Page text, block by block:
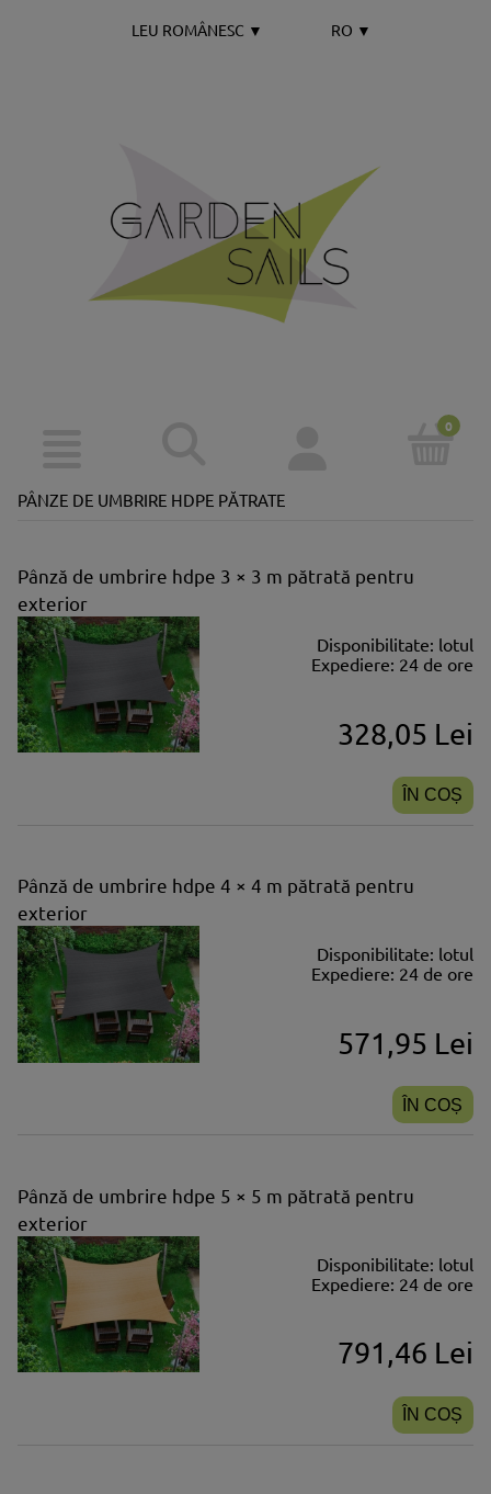
LEU ROMÂNESC ▼ RO ▼
PÂNZE DE UMBRIRE HDPE PĂTRATE
Pânză de umbrire hdpe 3 × 3 m pătrată pentru
exterior
Disponibilitate: lotul
Expediere: 24 de ore
328,05 Lei
ÎN COȘ
Pânză de umbrire hdpe 4 × 4 m pătrată pentru
exterior
Disponibilitate: lotul
Expediere: 24 de ore
571,95 Lei
ÎN COȘ
Pânză de umbrire hdpe 5 × 5 m pătrată pentru
exterior
Disponibilitate: lotul
Expediere: 24 de ore
791,46 Lei
ÎN COȘ